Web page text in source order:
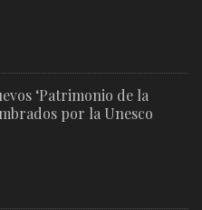
‘Patrimonio de la
por la Unesco